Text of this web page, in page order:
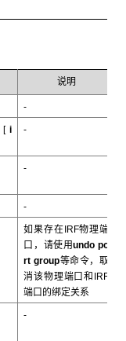
说明
-
[ i
-
-
-
如果存在IRF物理端
口，请使用undo po
rt group等命令，取
消该物理端口和IRF
端口的绑定关系
-